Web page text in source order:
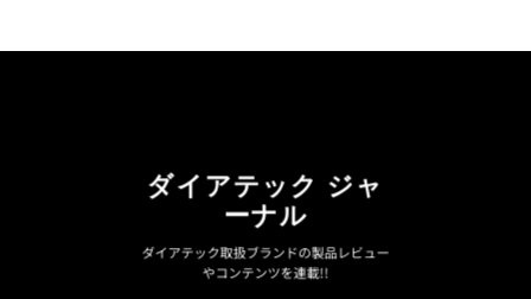
ダイアテック ジャ
ーナル
ダイアテック取扱ブランドの製品レビュー
やコンテンツを連載!!